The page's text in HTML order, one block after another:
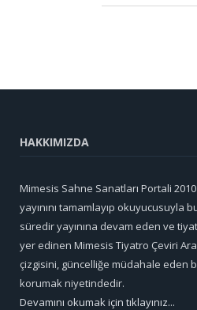
HAKKIMIZDA
Mimesis Sahne Sanatları Portali 2010
yayınını tamamlayıp okuyucusuyla
süredir yayınına devam eden ve
yer edinen Mimesis Tiyatro Çeviri
çizgisini, güncelliğe müdahale eden
korumak niyetindedir.
Devamını okumak için tıklayınız...